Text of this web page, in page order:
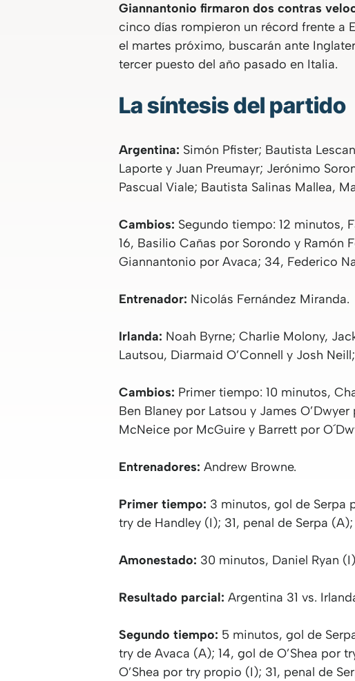
Giannantonio firmaron dos contras
cinco días rompieron un récord frente a
el martes próximo, buscarán ante
tercer puesto del año pasado en Italia.
La síntesis del partido
Argentina: Simón Pfister; Bautista
Laporte y Juan Preumayr; Jerónimo
Pascual Viale; Bautista Salinas Mallea,
Cambios: Segundo tiempo: 12 minutos,
16, Basilio Cañas por Sorondo y Ramón
Giannantonio por Avaca; 34, Federico
Entrenador: Nicolás Fernández Miranda.
Irlanda: Noah Byrne; Charlie Molony,
Lautsou, Diarmaid O’Connell y Josh
Cambios: Primer tiempo: 10 minutos,
Ben Blaney por Latsou y James
McNeice por McGuire y Barrett por
Entrenadores: Andrew Browne.
Primer tiempo: 3 minutos, gol de Serpa
try de Handley (I); 31, penal de Serpa
Amonestado: 30 minutos, Daniel Ryan
Resultado parcial: Argentina 31 vs.
Segundo tiempo: 5 minutos, gol de
try de Avaca (A); 14, gol de O’Shea por
O’Shea por try propio (I); 31, penal de